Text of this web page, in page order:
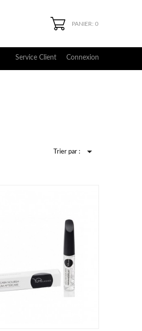
PANIER: 0
Service Client Connexion
Trier par : 